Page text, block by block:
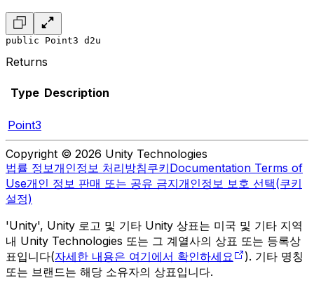
public Point3 d2u
Returns
Type Description
Point3
Copyright © 2026 Unity Technologies
법률 정보개인정보 처리방침쿠키Documentation Terms of
Use개인 정보 판매 또는 공유 금지개인정보 보호 선택(쿠키
설정)
'Unity', Unity 로고 및 기타 Unity 상표는 미국 및 기타 지역
내 Unity Technologies 또는 그 계열사의 상표 또는 등록상
표입니다(자세한 내용은 여기에서 확인하세요
). 기타 명칭
또는 브랜드는 해당 소유자의 상표입니다.